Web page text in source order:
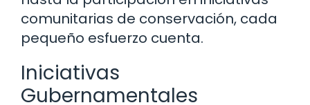
comunitarias de conservación, cada
pequeño esfuerzo cuenta.
Iniciativas
Gubernamentales